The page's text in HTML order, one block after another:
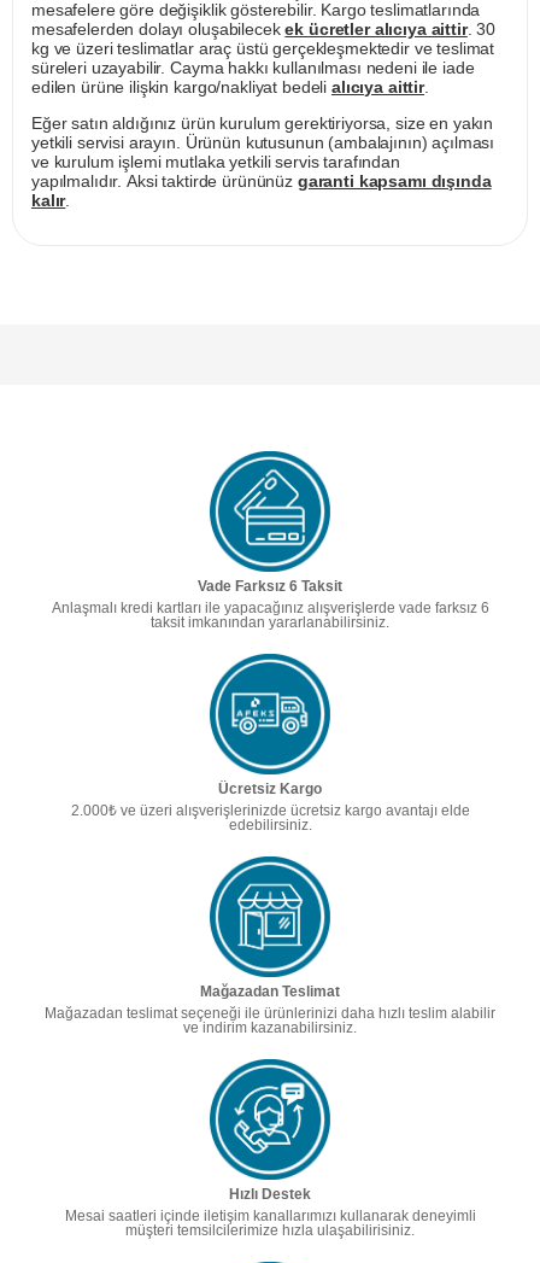
mesafelere göre değişiklik gösterebilir. Kargo teslimatlarında
mesafelerden dolayı oluşabilecekek ücretler alıcıya aittir. 30
kg ve üzeri teslimatlar araç üstü gerçekleşmektedir ve teslimat
süreleri uzayabilir. Cayma hakkı kullanılması nedeni ile iade
edilen ürüne ilişkin kargo/nakliyat bedeli alıcıya aittir.
Eğer satın aldığınız ürün kurulum gerektiriyorsa, size en yakın
yetkili servisi arayın. Ürünün kutusunun (ambalajının) açılması
ve kurulum işlemi mutlaka yetkili servis tarafından
yapılmalıdır. Aksi taktirde ürününüz garanti kapsamı dışında
kalır.
Vade Farksız 6 Taksit
Anlaşmalı kredi kartları ile yapacağınız alışverişlerde vade farksız 6
taksit imkanından yararlanabilirsiniz.
Ücretsiz Kargo
2.000₺ ve üzeri alışverişlerinizde ücretsiz kargo avantajı elde
edebilirsiniz.
Mağazadan Teslimat
Mağazadan teslimat seçeneği ile ürünlerinizi daha hızlı teslim alabilir
ve indirim kazanabilirsiniz.
Hızlı Destek
Mesai saatleri içinde iletişim kanallarımızı kullanarak deneyimli
müşteri temsilcilerimize hızla ulaşabilirisiniz.